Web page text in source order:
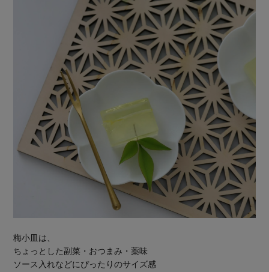
梅小皿は、
ちょっとした副菜・おつまみ・薬味
ソース入れなどにぴったりのサイズ感